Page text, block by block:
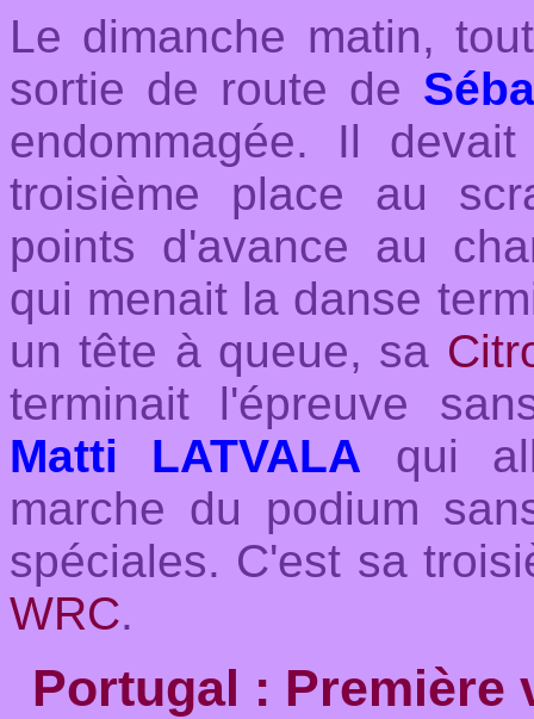
Le dimanche matin,
sortie de route de
endommagée. Il
troisième place au
points d'avance au
qui menait la danse
un tête à queue, sa
terminait l'épreuve
Matti LATVALA qui
marche du podium
spéciales. C'est sa
WRC.
Portugal : Première